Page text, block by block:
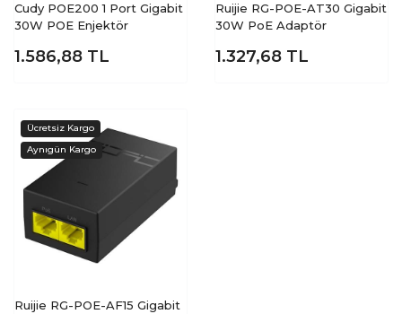
Cudy POE200 1 Port Gigabit
30W POE Enjektör
1.586,88 TL
Ruijie RG-POE-AT30 Gigabit
30W PoE Adaptör
1.327,68 TL
Ruijie RG-POE-AF15 Gigabit